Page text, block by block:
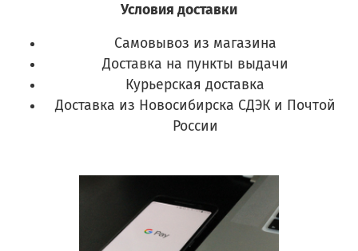
Условия доставки
Самовывоз из магазина
Доставка на пункты выдачи
Курьерская доставка
Доставка из Новосибирска СДЭК и Почтой
России